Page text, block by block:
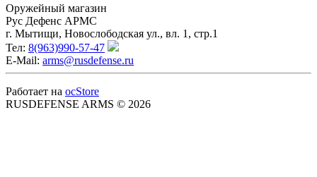
Оружейный магазин
Рус Дефенс АРМС
г. Мытищи, Новослободская ул., вл. 1, стр.1
Тел: 8(963)990-57-47
E-Mail: arms@rusdefense.ru
Работает на ocStore
RUSDEFENSE ARMS © 2026